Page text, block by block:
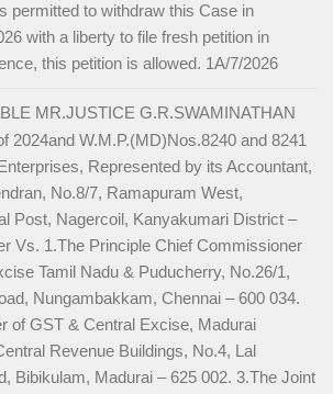
permitted to withdraw this Case in
with a liberty to file fresh petition in
this petition is allowed. 1A/7/2026
MR.JUSTICE G.R.SWAMINATHAN
2024and W.M.P.(MD)Nos.8240 and 8241
Represented by its Accountant,
No.8/7, Ramapuram West,
Post, Nagercoil, Kanyakumari District –
Vs. 1.The Principle Chief Commissioner
Tamil Nadu & Puducherry, No.26/1,
Nungambakkam, Chennai – 600 034.
of GST & Central Excise, Madurai
Revenue Buildings, No.4, Lal
Bibikulam, Madurai – 625 002. 3.The Joint